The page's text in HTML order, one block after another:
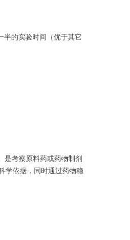
半的实验时间（优于其它
是考察原料药或药物制剂
学依据，同时通过药物稳